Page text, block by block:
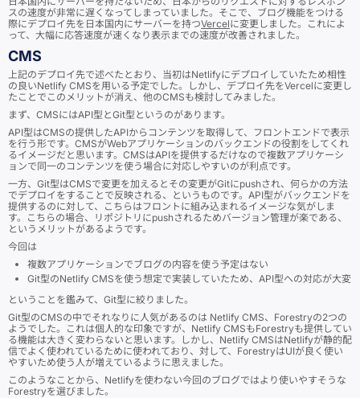
スの速度が非常に遅くなってしまっていました。そこで、ブログ機能をつける
際にデプロイ先を日本国内にサーバーを持つVercelに変更しました。これによ
って、大幅に応答速度が速くなり表示までの速度が改善されました。
CMS
上記のデプロイ先で述べたとおり、当初はNetlifyにデプロイしていたため相性
の良いNetlify CMSを用いる予定でした。しかし、デプロイ先をVercelに変更し
たことでこのメリットが消え、他のCMSも検討してみました。
まず、CMSにはAPI型とGit型というのがあります。
API型はCMSの提供したAPIからコンテンツを取得して、フロントエンドで表示
を行う形です。CMSがWebアプリケーションのバックエンドの役割をしてくれ
るイメージだと思います。CMSはAPIを提供するだけなので複数アプリケーシ
ョンで同一のコンテンツを使う場合に対応しやすいのが利点です。
一方、Git型はCMSで変更を加えるとその変更がGitにpushされ、何らかの方法
でデプロイをすることで反映される、というものです。API型がバックエンドを
提供するのに対して、こちらはフロントに組み込まれるイメージな気がしま
す。こちらの場合、リポジトリにpushされるためバージョン管理が楽である、
というメリットがあるようです。
今回は
複数アプリケーションでブログの内容を使う予定はない
Git型のNetlify CMSを使う想定で実装していたため、API型への対応が大変
ということを鑑みて、Git型に絞りました。
Git型のCMSの中でそれなりに人気があるのは Netlify CMS、Forestryの2つの
ようでした。これは個人的な印象ですが、Netlify CMSもForestryも提供してい
る機能は大きく変わらないと思います。しかし、Netlify CMSはNetlifyが静的配
信でよく使われているために使われており、対して、ForestryはUIが良く使い
やすいため使う人が増えているように思えました。
このようなことから、Netlifyを使わない今回のブログではより使いやすそうな
Forestryを選びました。